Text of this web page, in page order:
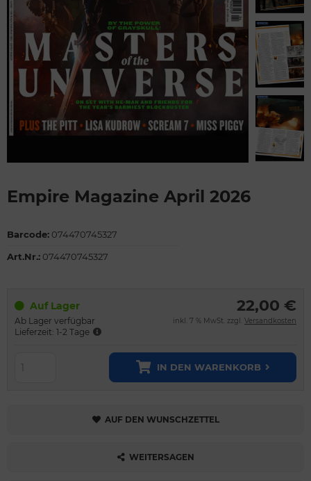
Empire Magazine April 2026
Barcode: 074470745327
Art.Nr.: 074470745327
Auf Lager
Ab Lager verfügbar
Lieferzeit: 1-2 Tage
22,00 €
inkl. 7 % MwSt. zzgl. Versandkosten
IN DEN WARENKORB
AUF DEN WUNSCHZETTEL
WEITERSAGEN